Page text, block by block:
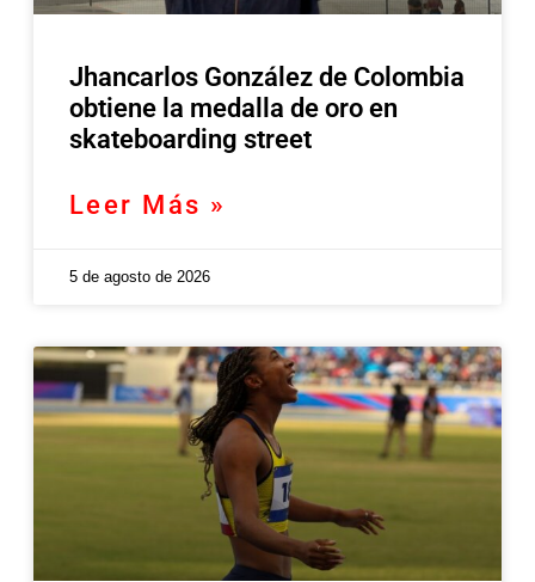
Jhancarlos González de Colombia
obtiene la medalla de oro en
skateboarding street
Leer Más »
5 de agosto de 2026